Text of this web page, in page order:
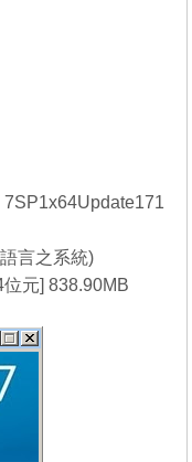
言之系統)
元] 838.90MB